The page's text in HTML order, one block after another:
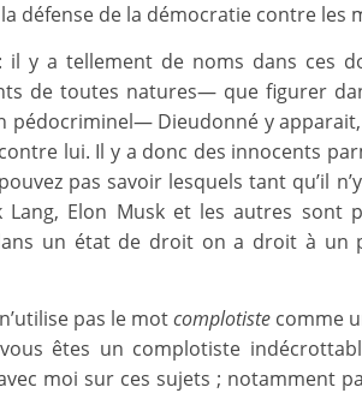
défense de la démocratie contre les
: il y a tellement de noms dans ces
de toutes natures— que figurer
pédocriminel— Dieudonné y
lui. Il y a donc des innocents
pas savoir lesquels tant qu’il
Lang, Elon Musk et les autres sont
un état de droit on a droit à un
n’utilise pas le motcomplotiste comme
êtes un complotiste
moi sur ces sujets ; notamment